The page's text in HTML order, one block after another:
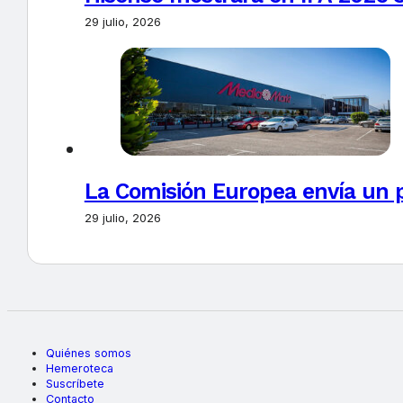
29 julio, 2026
La Comisión Europea envía un
29 julio, 2026
Quiénes somos
Hemeroteca
Suscríbete
Contacto